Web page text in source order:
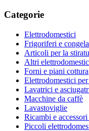
Categorie
Elettrodomestici
Frigoriferi e
Articoli per la
Altri
Forni e piani cottura
Elettrodomestici
Lavatrici e
Macchine da caffè
Lavastoviglie
Ricambi e
Piccoli